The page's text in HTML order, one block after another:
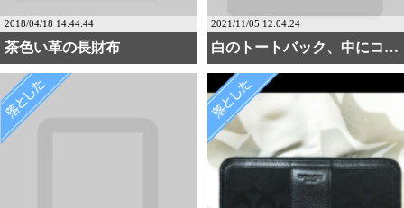
2018/04/18 14:44:44
茶色い革の長財布
2021/11/05 12:04:24
白のトートバック、中にコ・・・